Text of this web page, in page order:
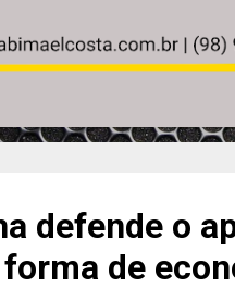
defende o
de